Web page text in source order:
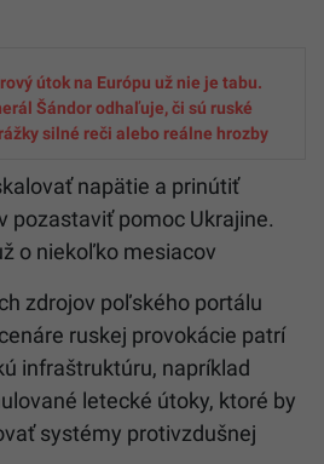
útok na Európu už nie je tabu.
Šándor odhaľuje, či sú ruské
silné reči alebo reálne hrozby
napätie a prinútiť
pozastaviť pomoc Ukrajine.
o niekoľko mesiacov
zdrojov poľského portálu
ruskej provokácie patrí
infraštruktúru, napríklad
letecké útoky, ktoré by
systémy protivzdušnej